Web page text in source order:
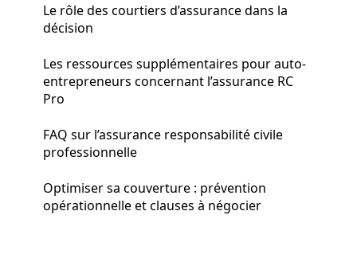
Le rôle des courtiers d’assurance dans la
décision
Les ressources supplémentaires pour auto-
entrepreneurs concernant l’assurance RC
Pro
FAQ sur l’assurance responsabilité civile
professionnelle
Optimiser sa couverture : prévention
opérationnelle et clauses à négocier